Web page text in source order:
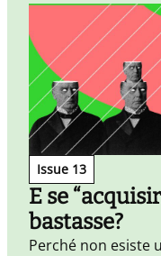
Issue 13
E se
bastasse?
Perché non esiste